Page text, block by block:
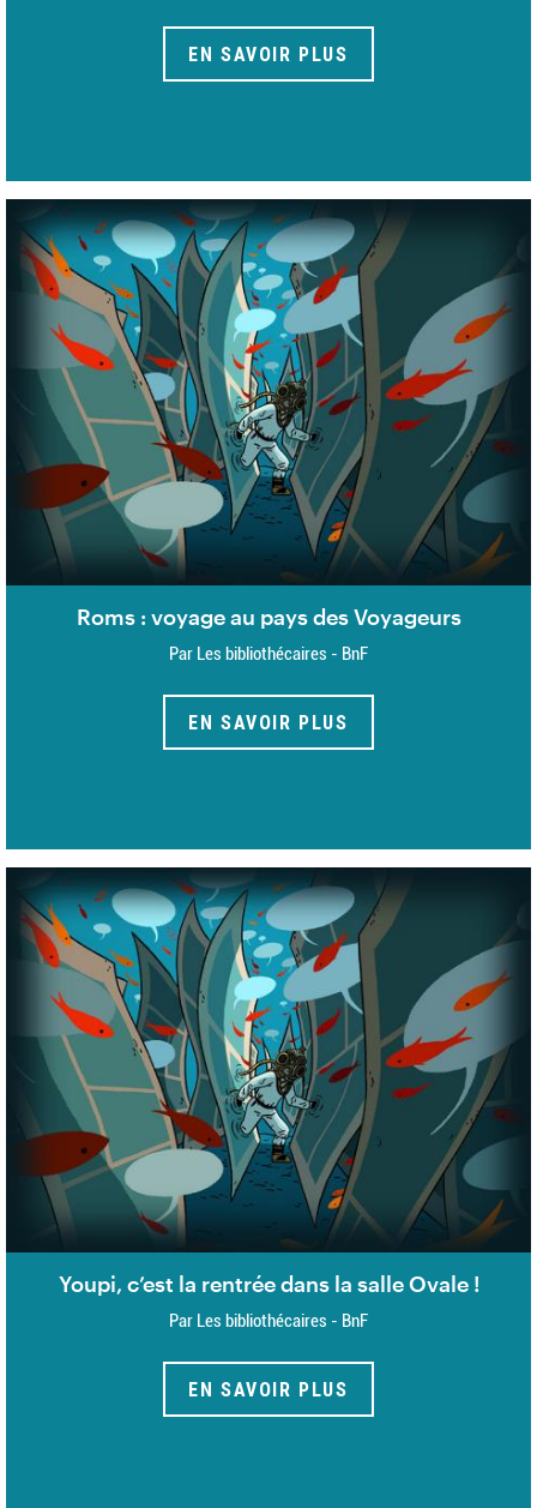
EN SAVOIR PLUS
Roms : voyage au pays des Voyageurs
Par Les bibliothécaires - BnF
EN SAVOIR PLUS
Youpi, c’est la rentrée dans la salle Ovale !
Par Les bibliothécaires - BnF
EN SAVOIR PLUS